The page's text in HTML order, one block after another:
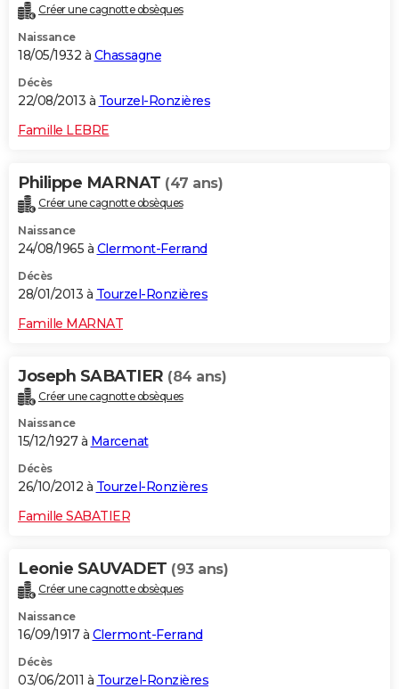
Créer une cagnotte obsèques
Naissance
18/05/1932 à Chassagne
Décès
22/08/2013 à Tourzel-Ronzières
Famille LEBRE
Philippe MARNAT (47 ans)
Créer une cagnotte obsèques
Naissance
24/08/1965 à Clermont-Ferrand
Décès
28/01/2013 à Tourzel-Ronzières
Famille MARNAT
Joseph SABATIER (84 ans)
Créer une cagnotte obsèques
Naissance
15/12/1927 à Marcenat
Décès
26/10/2012 à Tourzel-Ronzières
Famille SABATIER
Leonie SAUVADET (93 ans)
Créer une cagnotte obsèques
Naissance
16/09/1917 à Clermont-Ferrand
Décès
03/06/2011 à Tourzel-Ronzières